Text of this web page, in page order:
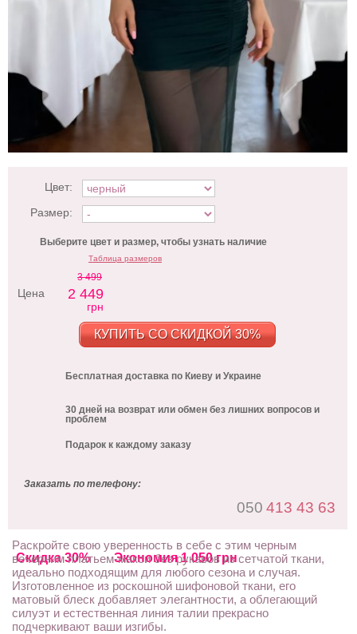
Скидка 30% Экономия 1 050 грн
Цвет:
Размер:
Выберите цвет и размер, чтобы узнать наличие
Таблица размеров
Цена
3 499
2 449
грн
КУПИТЬ СО СКИДКОЙ 30%
Бесплатная доставка по Киеву и Украине
30 дней на возврат или обмен без лишних вопросов и
проблем
Подарок к каждому заказу
Заказать по телефону:
050 413 43 63
Раскройте свою уверенность в себе с этим черным
вечерним платьем-макси без рукавов из сетчатой ​​ткани,
идеально подходящим для любого сезона и случая.
Изготовленное из роскошной шифоновой ткани, его
матовый блеск добавляет элегантности, а облегающий
силуэт и естественная линия талии прекрасно
подчеркивают ваши изгибы.